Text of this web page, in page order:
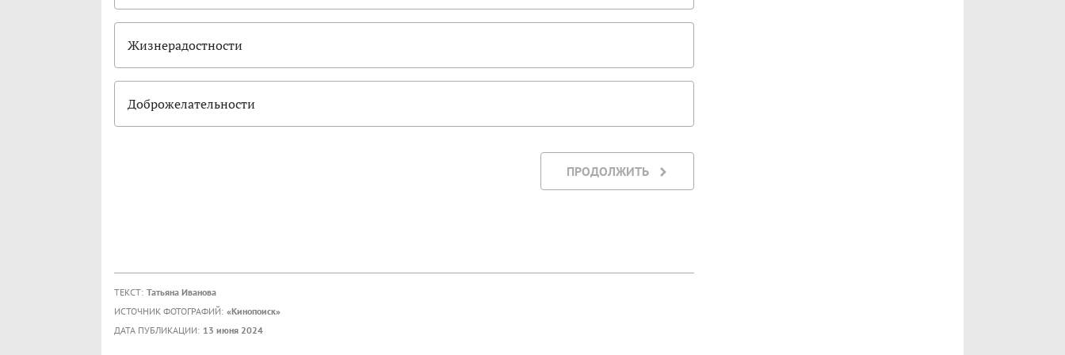
Жизнерадостности
Доброжелательности
ПРОДОЛЖИТЬ
ТЕКСТ: Татьяна Иванова
ИСТОЧНИК ФОТОГРАФИЙ: «Кинопоиск»
ДАТА ПУБЛИКАЦИИ: 13 июня 2024